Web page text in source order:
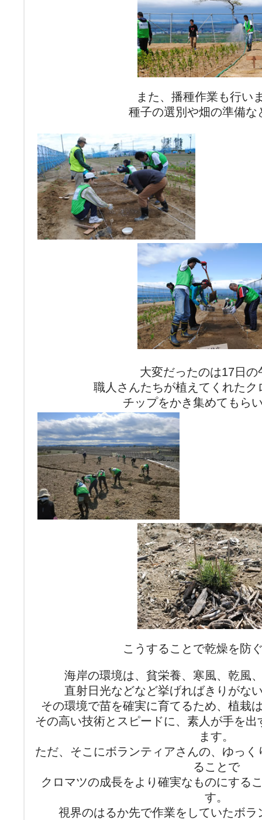
また、播種作業も行い
種子の選別や畑の準備な
大変だったのは17日の
職人さんたちが植えてくれたク
チップをかき集めてもら
こうすることで乾燥を防
海岸の環境は、貧栄養、寒風、乾風
直射日光などなど挙げればきりがな
その環境で苗を確実に育てるため、植栽
その高い技術とスピードに、素人が手を
ます。
ただ、そこにボランティアさんの、ゆっ
ることで
クロマツの成長をより確実なものにする
す。
視界のはるか先で作業をしていたボ